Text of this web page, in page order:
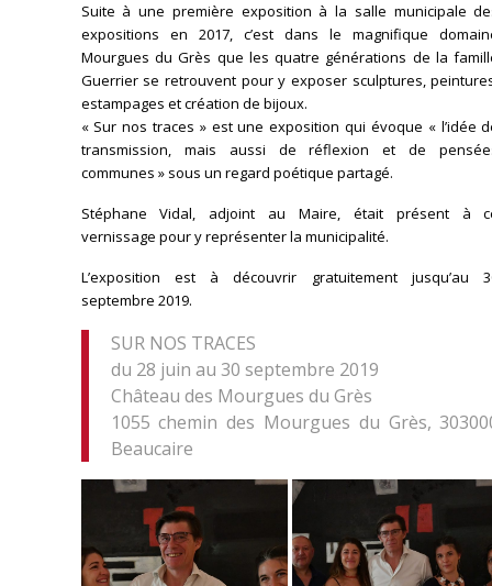
Suite à une première exposition à la salle municipale
expositions en 2017, c’est dans le magnifique
Mourgues du Grès que les quatre générations de la
Guerrier se retrouvent pour y exposer sculptures,
estampages et création de bijoux.
« Sur nos traces » est une exposition qui évoque « l’idée
transmission, mais aussi de réflexion et de
communes » sous un regard poétique partagé.
Stéphane Vidal, adjoint au Maire, était présent à
vernissage pour y représenter la municipalité.
L’exposition est à découvrir gratuitement jusqu’au
septembre 2019.
SUR NOS TRACES
du 28 juin au 30 septembre 2019
Château des Mourgues du Grès
1055 chemin des Mourgues du Grès,
Beaucaire